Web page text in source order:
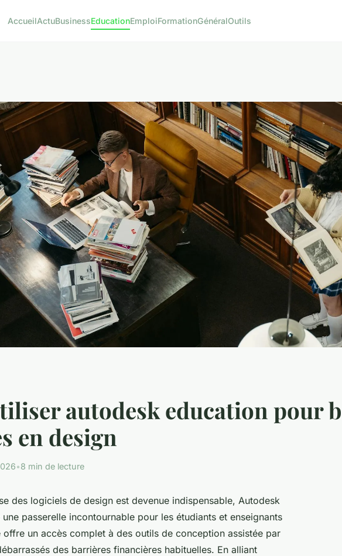
AccueilActuBusinessEducationEmploiFormationGénéralOutils
autodesk education pour
en design
•8 min de lecture
des logiciels de design est devenue indispensable, Autodesk
passerelle incontournable pour les étudiants et enseignants
un accès complet à des outils de conception assistée par
des barrières financières habituelles. En alliant